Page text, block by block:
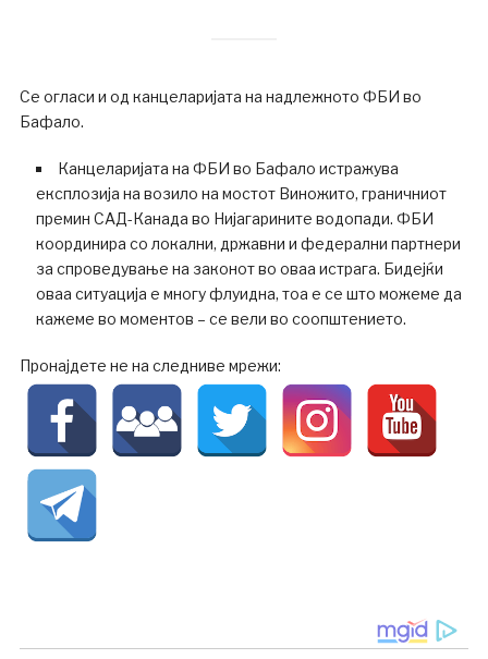
Се огласи и од канцеларијата на надлежното ФБИ во
Бафало.
Канцеларијата на ФБИ во Бафало истражува
експлозија на возило на мостот Виножито, граничниот
премин САД-Канада во Нијагарините водопади. ФБИ
координира со локални, државни и федерални партнери
за спроведување на законот во оваа истрага. Бидејќи
оваа ситуација е многу флуидна, тоа е се што можеме да
кажеме во моментов – се вели во соопштението.
Пронајдете не на следниве мрежи: